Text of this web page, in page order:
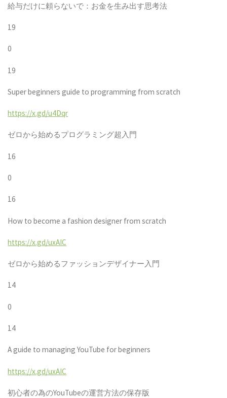
給与だけに頼らないで：お金を生み出す思考法
19
0
19
Super beginners guide to programming from scratch
https://x.gd/u4Dqr
ゼロから始めるプログラミング超入門
16
0
16
How to become a fashion designer from scratch
https://x.gd/uxAIC
ゼロから始めるファッションデザイナー入門
14
0
14
A guide to managing YouTube for beginners
https://x.gd/uxAIC
初心者の為のYouTubeの運営方法の保存版